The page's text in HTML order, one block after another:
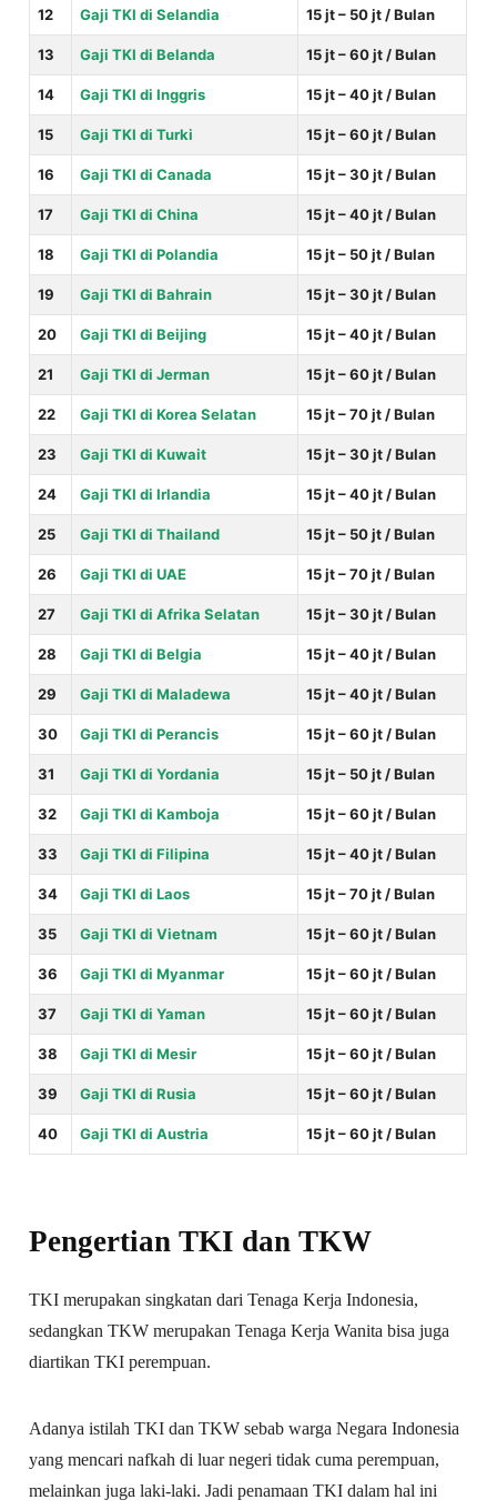
12 Gaji TKI di Selandia 15 jt – 50 jt / Bulan
13 Gaji TKI di Belanda 15 jt – 60 jt / Bulan
14 Gaji TKI di Inggris 15 jt – 40 jt / Bulan
15 Gaji TKI di Turki 15 jt – 60 jt / Bulan
16 Gaji TKI di Canada 15 jt – 30 jt / Bulan
17 Gaji TKI di China 15 jt – 40 jt / Bulan
18 Gaji TKI di Polandia 15 jt – 50 jt / Bulan
19 Gaji TKI di Bahrain 15 jt – 30 jt / Bulan
20 Gaji TKI di Beijing 15 jt – 40 jt / Bulan
21 Gaji TKI di Jerman 15 jt – 60 jt / Bulan
22 Gaji TKI di Korea Selatan 15 jt – 70 jt / Bulan
23 Gaji TKI di Kuwait 15 jt – 30 jt / Bulan
24 Gaji TKI di Irlandia 15 jt – 40 jt / Bulan
25 Gaji TKI di Thailand 15 jt – 50 jt / Bulan
26 Gaji TKI di UAE 15 jt – 70 jt / Bulan
27 Gaji TKI di Afrika Selatan 15 jt – 30 jt / Bulan
28 Gaji TKI di Belgia 15 jt – 40 jt / Bulan
29 Gaji TKI di Maladewa 15 jt – 40 jt / Bulan
30 Gaji TKI di Perancis 15 jt – 60 jt / Bulan
31 Gaji TKI di Yordania 15 jt – 50 jt / Bulan
32 Gaji TKI di Kamboja 15 jt – 60 jt / Bulan
33 Gaji TKI di Filipina 15 jt – 40 jt / Bulan
34 Gaji TKI di Laos 15 jt – 70 jt / Bulan
35 Gaji TKI di Vietnam 15 jt – 60 jt / Bulan
36 Gaji TKI di Myanmar 15 jt – 60 jt / Bulan
37 Gaji TKI di Yaman 15 jt – 60 jt / Bulan
38 Gaji TKI di Mesir 15 jt – 60 jt / Bulan
39 Gaji TKI di Rusia 15 jt – 60 jt / Bulan
40 Gaji TKI di Austria 15 jt – 60 jt / Bulan
Pengertian TKI dan TKW
TKI merupakan singkatan dari Tenaga Kerja Indonesia,
sedangkan TKW merupakan Tenaga Kerja Wanita bisa juga
diartikan TKI perempuan.
Adanya istilah TKI dan TKW sebab warga Negara Indonesia
yang mencari nafkah di luar negeri tidak cuma perempuan,
melainkan juga laki-laki. Jadi penamaan TKI dalam hal ini